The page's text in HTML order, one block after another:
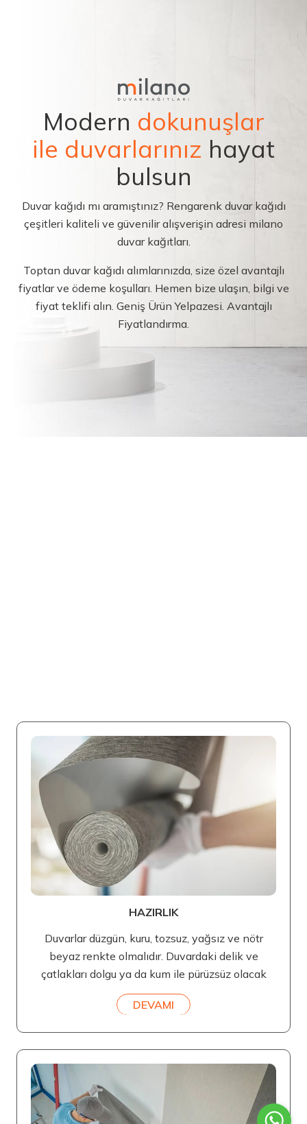
Modern dokunuşlar
ile duvarlarınız hayat
bulsun
Duvar kağıdı mı aramıştınız? Rengarenk duvar kağıdı
çeşitleri kaliteli ve güvenilir alışverişin adresi milano
duvar kağıtları.
Toptan duvar kağıdı alımlarınızda, size özel avantajlı
fiyatlar ve ödeme koşulları. Hemen bize ulaşın, bilgi ve
fiyat teklifi alın. Geniş Ürün Yelpazesi. Avantajlı
Fiyatlandırma.
HAZIRLIK
Duvarlar düzgün, kuru, tozsuz, yağsız ve nötr
beyaz renkte olmalıdır. Duvardaki delik ve
çatlakları dolgu ya da kum ile pürüzsüz olacak
DEVAMI